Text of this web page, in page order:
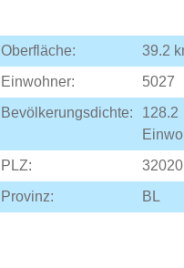
Oberfläche:
39.2
Einwohner:
5027
Bevölkerungsdichte:
128.2
PLZ:
32020
Provinz: BL